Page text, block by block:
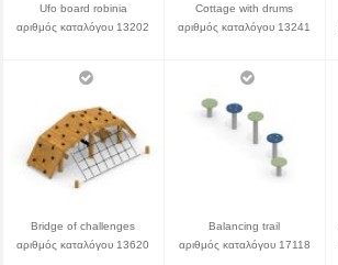
Ufo board robinia
αριθμός καταλόγου 13202
Cottage with drums
αριθμός καταλόγου 13241
Bridge of challenges
αριθμός καταλόγου 13620
Balancing trail
αριθμός καταλόγου 17118